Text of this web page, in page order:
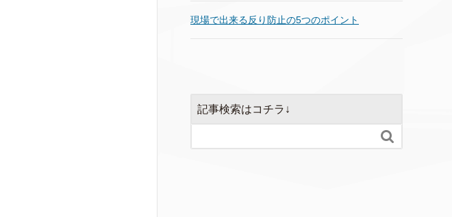
現場で出来る反り防止の5つのポイント
記事検索はコチラ↓
